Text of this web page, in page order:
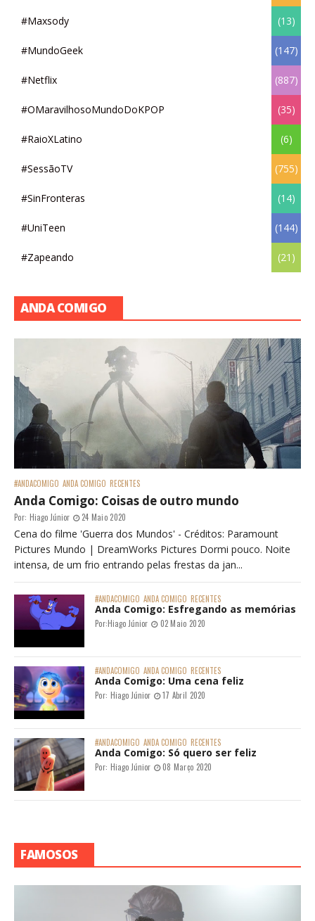
#Maxsody (13)
#MundoGeek (147)
#Netflix (887)
#OMaravilhosoMundoDoKPOP (35)
#RaioXLatino (6)
#SessãoTV (755)
#SinFronteras (14)
#UniTeen (144)
#Zapeando (21)
ANDA COMIGO
#ANDACOMIGO ANDA COMIGO RECENTES
Anda Comigo: Coisas de outro mundo
Por: Hiago Júnior 24 Maio 2020
Cena do filme 'Guerra dos Mundos' - Créditos: Paramount
Pictures Mundo | DreamWorks Pictures Dormi pouco. Noite
intensa, de um frio entrando pelas frestas da jan...
#ANDACOMIGO ANDA COMIGO RECENTES
Anda Comigo: Esfregando as memórias
Por:Hiago Júnior 02 Maio 2020
#ANDACOMIGO ANDA COMIGO RECENTES
Anda Comigo: Uma cena feliz
Por: Hiago Júnior 17 Abril 2020
#ANDACOMIGO ANDA COMIGO RECENTES
Anda Comigo: Só quero ser feliz
Por: Hiago Júnior 08 Março 2020
FAMOSOS